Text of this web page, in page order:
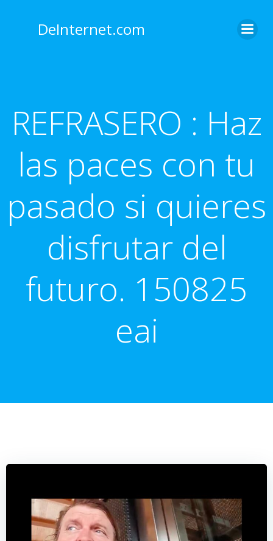
contenido
DeInternet.com
REFRASERO : Haz
las paces con tu
pasado si quieres
disfrutar del
futuro. 150825
eai